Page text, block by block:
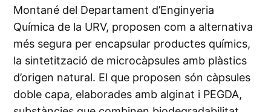
Montané del Departament d’Enginyeria
Química de la URV, proposen com a alternativa
més segura per encapsular productes químics,
la sintetització de microcàpsules amb plàstics
d’origen natural. El que proposen són càpsules
doble capa, elaborades amb alginat i PEGDA,